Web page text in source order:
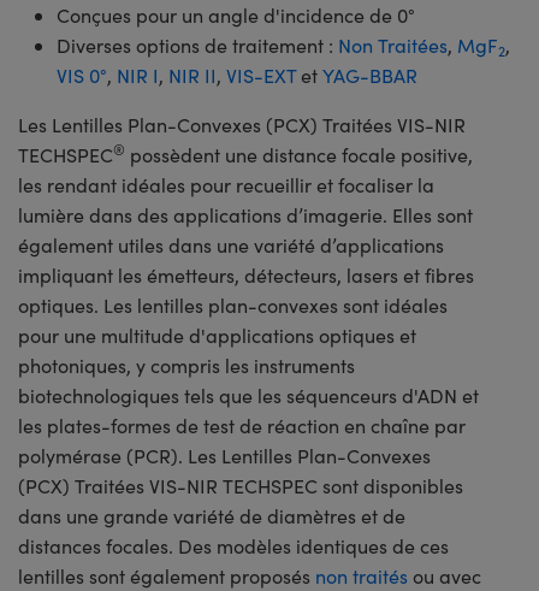
Conçues pour un angle d'incidence de 0°
Diverses options de traitement : Non Traitées, MgF2,
VIS 0°, NIR I, NIR II, VIS-EXTetYAG-BBAR
Les Lentilles Plan-Convexes (PCX) Traitées VIS-NIR
TECHSPEC® possèdent une distance focale positive,
les rendant idéales pour recueillir et focaliser la
lumière dans des applications d’imagerie. Elles sont
également utiles dans une variété d’applications
impliquant les émetteurs, détecteurs, lasers et fibres
optiques. Les lentilles plan-convexes sont idéales
pour une multitude d'applications optiques et
photoniques, y compris les instruments
biotechnologiques tels que les séquenceurs d'ADN et
les plates-formes de test de réaction en chaîne par
polymérase (PCR). Les Lentilles Plan-Convexes
(PCX) Traitées VIS-NIR TECHSPEC sont disponibles
dans une grande variété de diamètres et de
distances focales. Des modèles identiques de ces
lentilles sont également proposés non traités ou avec